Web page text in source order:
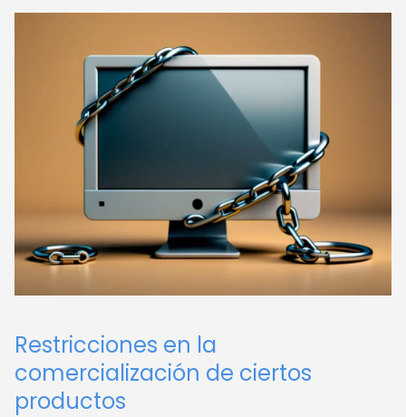
Restricciones en la
comercialización de ciertos
productos